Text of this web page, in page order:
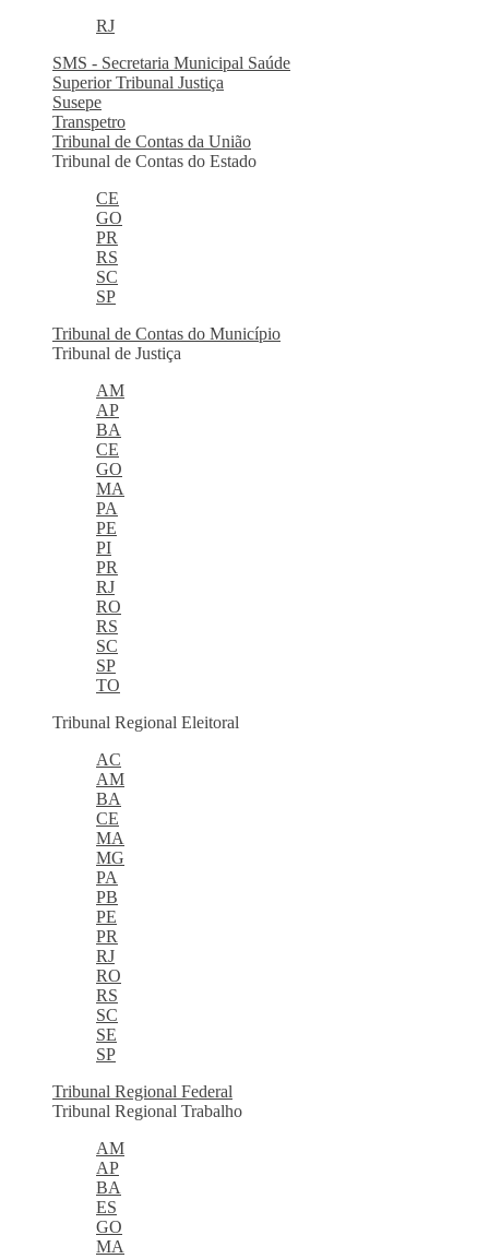
RJ
SMS - Secretaria Municipal Saúde
Superior Tribunal Justiça
Susepe
Transpetro
Tribunal de Contas da União
Tribunal de Contas do Estado
CE
GO
PR
RS
SC
SP
Tribunal de Contas do Município
Tribunal de Justiça
AM
AP
BA
CE
GO
MA
PA
PE
PI
PR
RJ
RO
RS
SC
SP
TO
Tribunal Regional Eleitoral
AC
AM
BA
CE
MA
MG
PA
PB
PE
PR
RJ
RO
RS
SC
SE
SP
Tribunal Regional Federal
Tribunal Regional Trabalho
AM
AP
BA
ES
GO
MA